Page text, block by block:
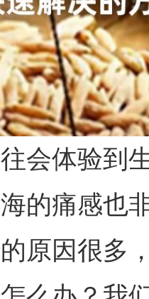
会体验到
的痛感也
原因很多